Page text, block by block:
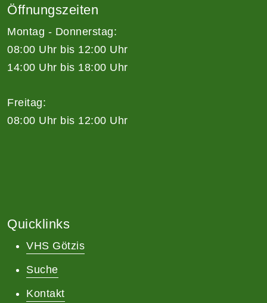
Öffnungszeiten
Montag - Donnerstag:
08:00 Uhr bis 12:00 Uhr
14:00 Uhr bis 18:00 Uhr
Freitag:
08:00 Uhr bis 12:00 Uhr
Quicklinks
VHS Götzis
Suche
Kontakt